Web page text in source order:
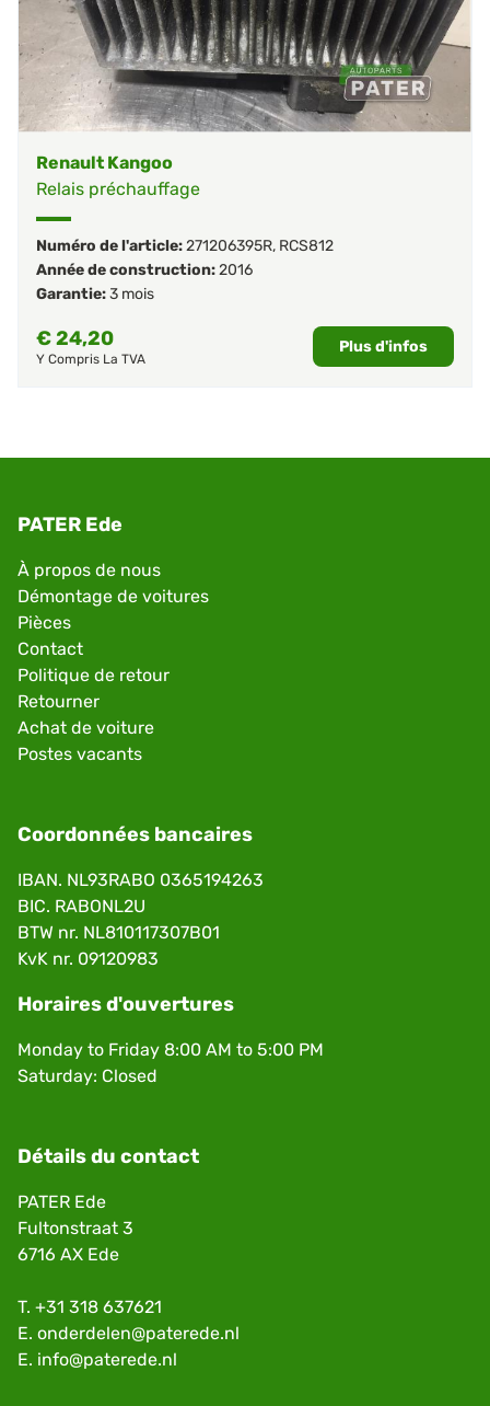
Renault Kangoo
Relais préchauffage
Numéro de l'article:271206395R, RCS812
Année de construction:2016
Garantie:3 mois
€24,20
Y Compris La TVA
Plus d'infos
PATER Ede
À propos de nous
Démontage de voitures
Pièces
Contact
Politique de retour
Retourner
Achat de voiture
Postes vacants
Coordonnées bancaires
IBAN. NL93RABO 0365194263
BIC. RABONL2U
BTW nr. NL810117307B01
KvK nr. 09120983
Horaires d'ouvertures
Monday to Friday 8:00 AM to 5:00 PM
Saturday: Closed
Détails du contact
PATER Ede
Fultonstraat 3
6716 AX Ede
T. +31 318 637621
E. onderdelen@paterede.nl
E. info@paterede.nl